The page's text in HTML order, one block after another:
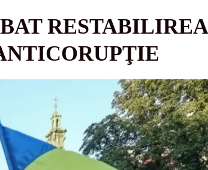
RESTABILIREA